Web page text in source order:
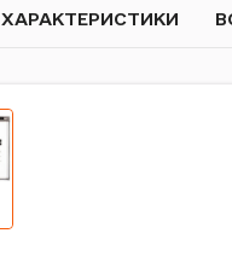
ХАРАКТЕРИСТИКИ